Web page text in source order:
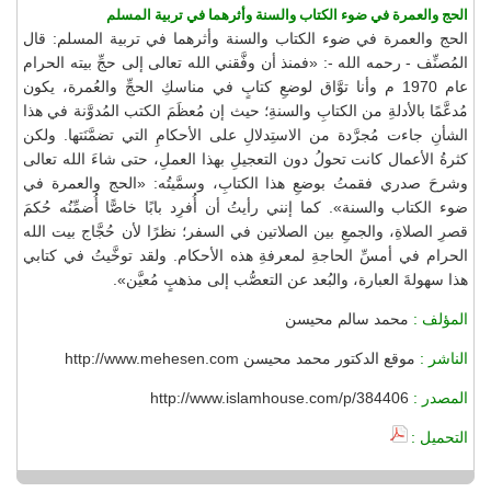
الحج والعمرة في ضوء الكتاب والسنة وأثرهما في تربية المسلم
الحج والعمرة في ضوء الكتاب والسنة وأثرهما في تربية المسلم: قال
المُصنِّف - رحمه الله -: «فمنذ أن وفَّقني الله تعالى إلى حجِّ بيته الحرام
عام 1970 م وأنا توَّاق لوضعِ كتابٍ في مناسكِ الحجِّ والعُمرة، يكون
مُدعَّمًا بالأدلةِ من الكتابِ والسنةِ؛ حيث إن مُعظَمَ الكتب المُدوَّنة في هذا
الشأنِ جاءت مُجرَّدة من الاستِدلالِ على الأحكامِ التي تضمَّنَتها. ولكن
كثرةُ الأعمال كانت تحولُ دون التعجيلِ بهذا العملِ، حتى شاءَ الله تعالى
وشرحَ صدري فقمتُ بوضعِ هذا الكتابِ، وسمَّيتُه: «الحج والعمرة في
ضوء الكتاب والسنة». كما إنني رأيتُ أن أُفرِد بابًا خاصًّا أُضمِّنُه حُكمَ
قصرِ الصلاةِ، والجمعِ بين الصلاتين في السفر؛ نظرًا لأن حُجَّاج بيت الله
الحرام في أمسِّ الحاجةِ لمعرفةِ هذه الأحكام. ولقد توخَّيتُ في كتابي
هذا سهولةَ العبارة، والبُعد عن التعصُّب إلى مذهبٍ مُعيَّن».
المؤلف : محمد سالم محيسن
الناشر : موقع الدكتور محمد محيسن http://www.mehesen.com
المصدر : http://www.islamhouse.com/p/384406
التحميل :